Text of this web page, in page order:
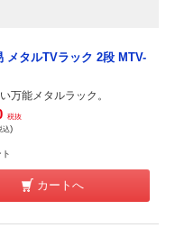
メタルTVラック 2段 MTV-
万能メタルラック。
税抜
込)
カートへ